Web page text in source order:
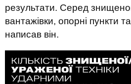
результати. Серед
вантажівки, опорні пункти
написав він.